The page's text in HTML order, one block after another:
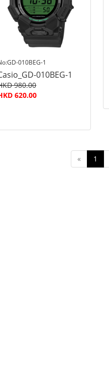
010BEG-1
010BEG-1
980.00
620.00
« 1